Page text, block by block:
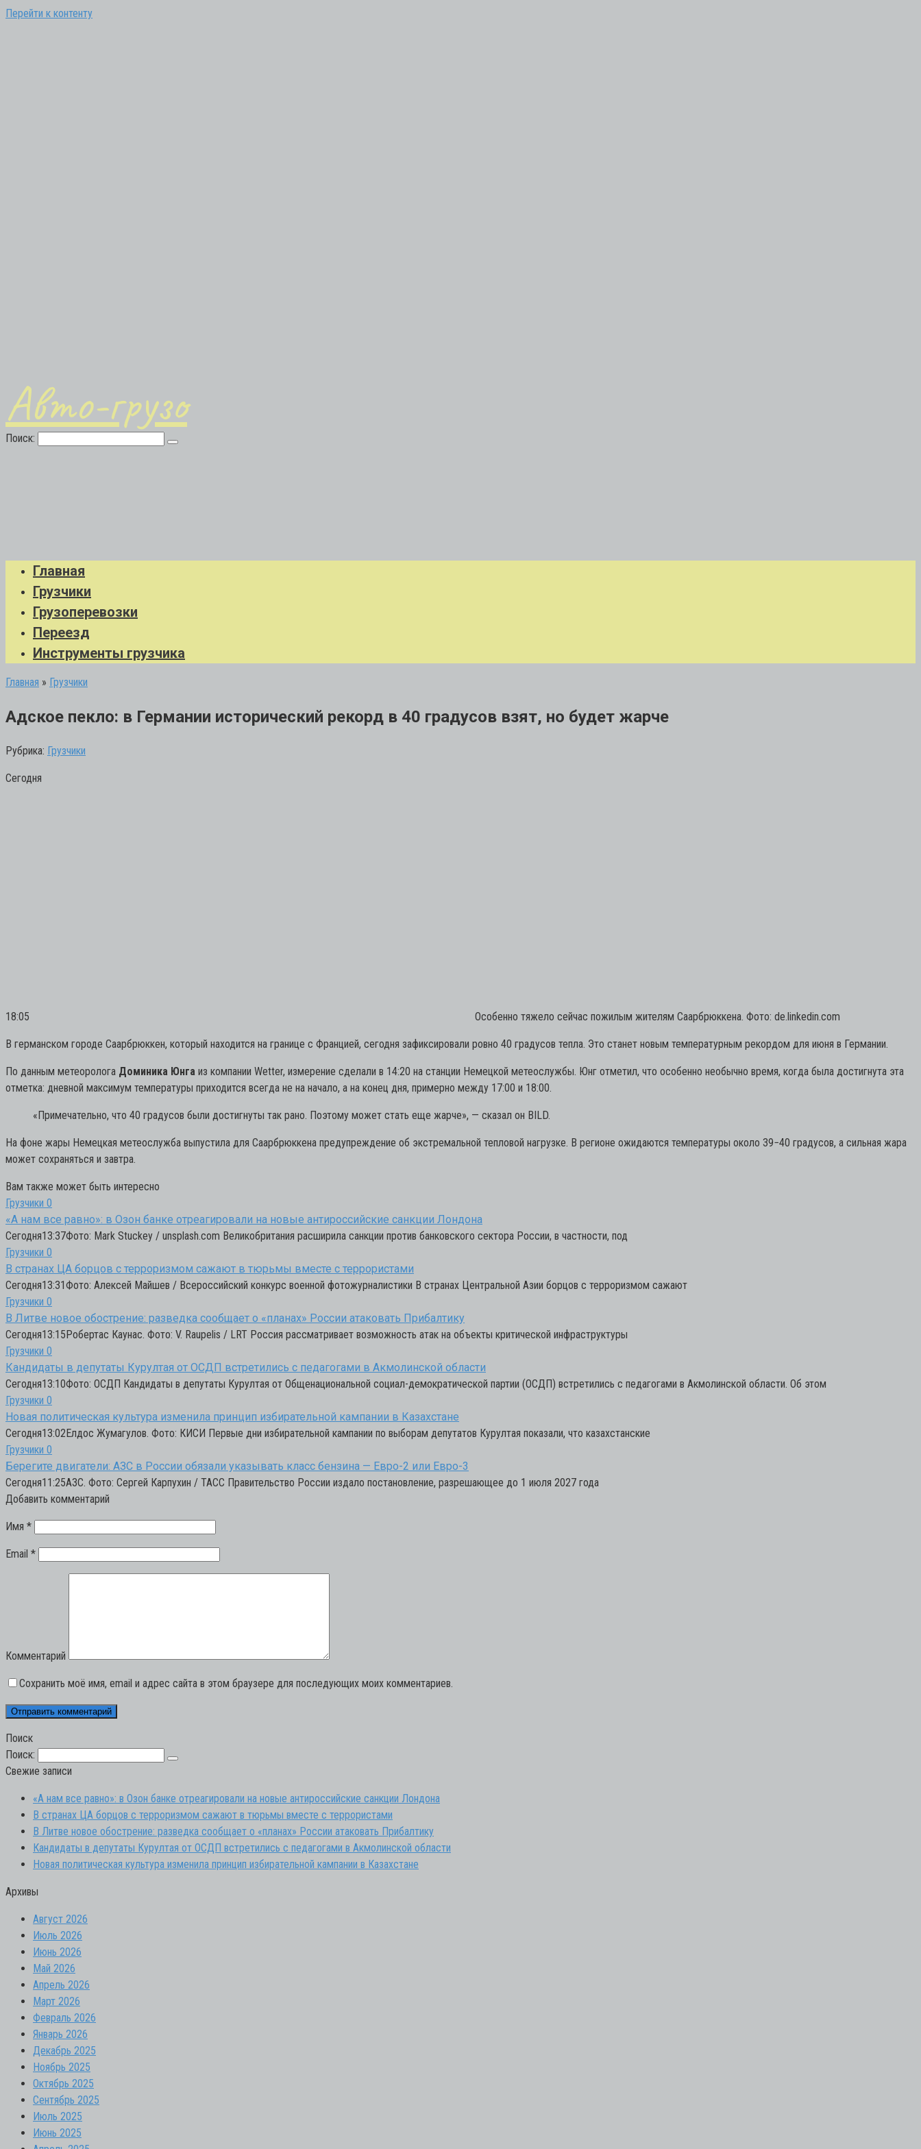
Перейти к контенту
Авто-грузо
Поиск:
Главная
Грузчики
Грузоперевозки
Переезд
Инструменты грузчика
Главная » Грузчики
Адское пекло: в Германии исторический рекорд в 40 градусов взят, но будет жарче
Рубрика: Грузчики
Сегодня
18:05 Особенно тяжело сейчас пожилым жителям Саарбрюккена. Фото: de.linkedin.com
В германском городе Саарбрюккен, который находится на границе с Францией, сегодня зафиксировали ровно 40 градусов тепла. Это станет новым температурным рекордом для июня в Германии.
По данным метеоролога Доминика Юнга из компании Wetter, измерение сделали в 14:20 на станции Немецкой метеослужбы. Юнг отметил, что особенно необычно время, когда была достигнута эта
отметка: дневной максимум температуры приходится всегда не на начало, а на конец дня, примерно между 17:00 и 18:00.
«Примечательно, что 40 градусов были достигнуты так рано. Поэтому может стать еще жарче», — сказал он BILD.
На фоне жары Немецкая метеослужба выпустила для Саарбрюккена предупреждение об экстремальной тепловой нагрузке. В регионе ожидаются температуры около 39−40 градусов, а сильная жара
может сохраняться и завтра.
Вам также может быть интересно
Грузчики 0
«А нам все равно»: в Озон банке отреагировали на новые антироссийские санкции Лондона
Сегодня13:37Фото: Mark Stuckey / unsplash.com Великобритания расширила санкции против банковского сектора России, в частности, под
Грузчики 0
В странах ЦА борцов с терроризмом сажают в тюрьмы вместе с террористами
Сегодня13:31Фото: Алексей Майшев / Всероссийский конкурс военной фотожурналистики В странах Центральной Азии борцов с терроризмом сажают
Грузчики 0
В Литве новое обострение: разведка сообщает о «планах» России атаковать Прибалтику
Сегодня13:15Робертас Каунас. Фото: V. Raupelis / LRT Россия рассматривает возможность атак на объекты критической инфраструктуры
Грузчики 0
Кандидаты в депутаты Курултая от ОСДП встретились с педагогами в Акмолинской области
Сегодня13:10Фото: ОСДП Кандидаты в депутаты Курултая от Общенациональной социал-демократической партии (ОСДП) встретились с педагогами в Акмолинской области. Об этом
Грузчики 0
Новая политическая культура изменила принцип избирательной кампании в Казахстане
Сегодня13:02Елдос Жумагулов. Фото: КИСИ Первые дни избирательной кампании по выборам депутатов Курултая показали, что казахстанские
Грузчики 0
Берегите двигатели: АЗС в России обязали указывать класс бензина — Евро-2 или Евро-3
Сегодня11:25АЗС. Фото: Сергей Карпухин / ТАСС Правительство России издало постановление, разрешающее до 1 июля 2027 года
Добавить комментарий
Имя *
Email *
Комментарий
Сохранить моё имя, email и адрес сайта в этом браузере для последующих моих комментариев.
Поиск
Поиск:
Свежие записи
«А нам все равно»: в Озон банке отреагировали на новые антироссийские санкции Лондона
В странах ЦА борцов с терроризмом сажают в тюрьмы вместе с террористами
В Литве новое обострение: разведка сообщает о «планах» России атаковать Прибалтику
Кандидаты в депутаты Курултая от ОСДП встретились с педагогами в Акмолинской области
Новая политическая культура изменила принцип избирательной кампании в Казахстане
Архивы
Август 2026
Июль 2026
Июнь 2026
Май 2026
Апрель 2026
Март 2026
Февраль 2026
Январь 2026
Декабрь 2025
Ноябрь 2025
Октябрь 2025
Сентябрь 2025
Июль 2025
Июнь 2025